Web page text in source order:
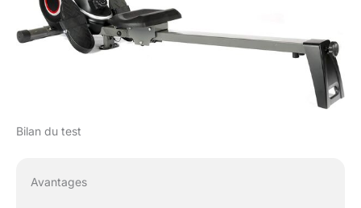
Bilan du test
Avantages